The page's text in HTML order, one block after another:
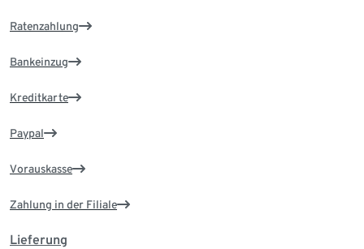
Ratenzahlung
Bankeinzug
Kreditkarte
Paypal
Vorauskasse
Zahlung in der Filiale
Lieferung